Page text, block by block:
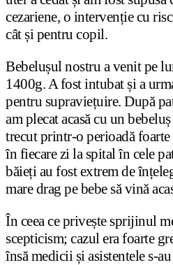
cezariene, o intervenție cu
cât și pentru copil.
Bebelușul nostru a venit pe
1400g. A fost intubat și a
pentru supraviețuire. După
am plecat acasă cu un
trecut printr-o perioadă foarte
în fiecare zi la spital în cele
băieți au fost extrem de
mare drag pe bebe să vină
În ceea ce privește sprijinul
scepticism; cazul era foarte
însă medicii și asistentele s-